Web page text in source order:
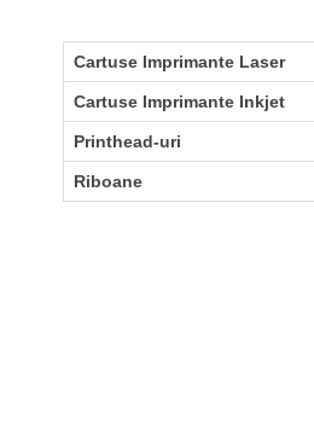
Cartuse Imprimante Laser
Cartuse Imprimante Inkjet
Printhead-uri
Riboane